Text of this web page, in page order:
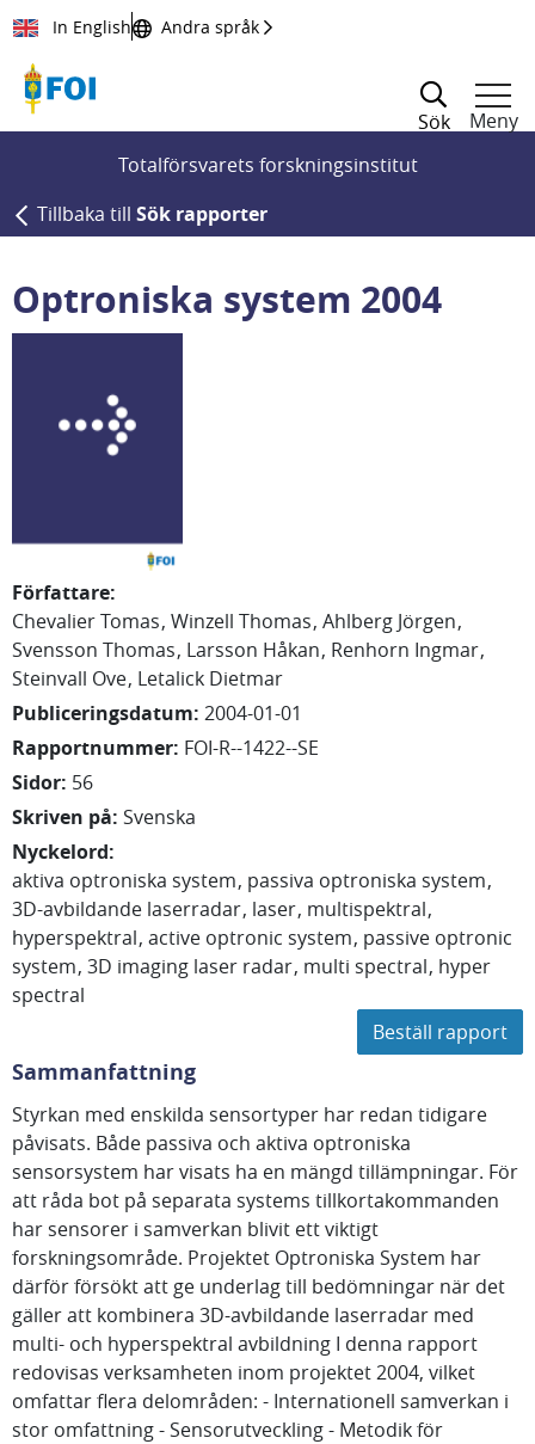
Till innehållet
In English Andra språk
Sök
Meny
Totalförsvarets forskningsinstitut
Tillbaka till Sök rapporter
Optroniska system 2004
Författare:
Chevalier Tomas Winzell Thomas Ahlberg Jörgen
Svensson Thomas Larsson Håkan Renhorn Ingmar
Steinvall Ove Letalick Dietmar
Publiceringsdatum: 2004-01-01
Rapportnummer: FOI-R--1422--SE
Sidor: 56
Skriven på: Svenska
Nyckelord:
aktiva optroniska system passiva optroniska system
3D-avbildande laserradar laser multispektral
hyperspektral active optronic system passive optronic
system 3D imaging laser radar multi spectral hyper
spectral
Beställ rapport
Sammanfattning
Styrkan med enskilda sensortyper har redan tidigare
påvisats. Både passiva och aktiva optroniska
sensorsystem har visats ha en mängd tillämpningar. För
att råda bot på separata systems tillkortakommanden
har sensorer i samverkan blivit ett viktigt
forskningsområde. Projektet Optroniska System har
därför försökt att ge underlag till bedömningar när det
gäller att kombinera 3D-avbildande laserradar med
multi- och hyperspektral avbildning I denna rapport
redovisas verksamheten inom projektet 2004, vilket
omfattar flera delområden: - Internationell samverkan i
stor omfattning - Sensorutveckling - Metodik för